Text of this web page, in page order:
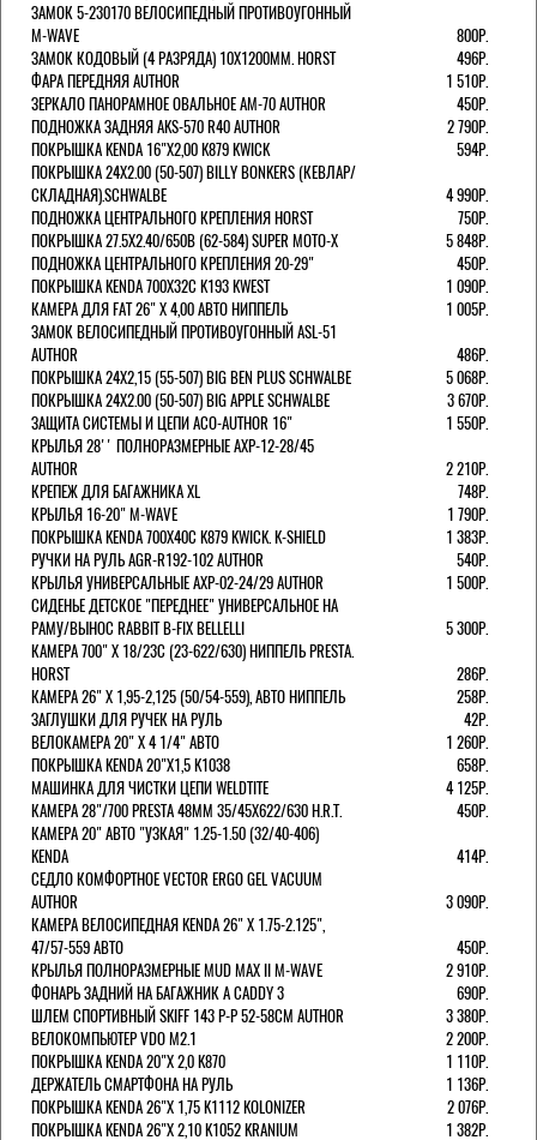
ЗАМОК 5-230170 ВЕЛОСИПЕДНЫЙ ПРОТИВОУГОННЫЙ
M-WAVE
800Р.
ЗАМОК КОДОВЫЙ (4 РАЗРЯДА) 10Х1200ММ. HORST
496Р.
ФАРА ПЕРЕДНЯЯ AUTHOR
1 510Р.
ЗЕРКАЛО ПАНОРАМНОЕ ОВАЛЬНОЕ AM-70 AUTHOR
450Р.
ПОДНОЖКА ЗАДНЯЯ AKS-570 R40 AUTHOR
2 790Р.
ПОКРЫШКА KENDA 16"Х2,00 K879 KWICK
594Р.
ПОКРЫШКА 24X2.00 (50-507) BILLY BONKERS (КЕВЛАР/
СКЛАДНАЯ).SCHWALBE
4 990Р.
ПОДНОЖКА ЦЕНТРАЛЬНОГО КРЕПЛЕНИЯ HORST
750Р.
ПОКРЫШКА 27.5X2.40/650B (62-584) SUPER MOTO-X
5 848Р.
ПОДНОЖКА ЦЕНТРАЛЬНОГО КРЕПЛЕНИЯ 20-29"
450Р.
ПОКРЫШКА KENDA 700Х32С K193 KWEST
1 090Р.
КАМЕРА ДЛЯ FAT 26" X 4,00 АВТО НИППЕЛЬ
1 005Р.
ЗАМОК ВЕЛОСИПЕДНЫЙ ПРОТИВОУГОННЫЙ ASL-51
AUTHOR
486Р.
ПОКРЫШКА 24X2,15 (55-507) BIG BEN PLUS SCHWALBE
5 068Р.
ПОКРЫШКА 24X2.00 (50-507) BIG APPLE SCHWALBE
3 670Р.
ЗАЩИТА СИСТЕМЫ И ЦЕПИ ACO-AUTHOR 16"
1 550Р.
КРЫЛЬЯ 28'' ПОЛНОРАЗМЕРНЫЕ AXP-12-28/45
AUTHOR
2 210Р.
КРЕПЕЖ ДЛЯ БАГАЖНИКА XL
748Р.
КРЫЛЬЯ 16-20" M-WAVE
1 790Р.
ПОКРЫШКА KENDA 700Х40С K879 KWICK. K-SHIELD
1 383Р.
РУЧКИ НА РУЛЬ AGR-R192-102 AUTHOR
540Р.
КРЫЛЬЯ УНИВЕРСАЛЬНЫЕ AXP-02-24/29 AUTHOR
1 500Р.
СИДЕНЬЕ ДЕТСКОЕ "ПЕРЕДНЕЕ" УНИВЕРСАЛЬНОЕ НА
РАМУ/ВЫНОС RABBIT B-FIX BELLELLI
5 300Р.
КАМЕРА 700" Х 18/23C (23-622/630) НИППЕЛЬ PRESTA.
HORST
286Р.
КАМЕРА 26" X 1,95-2,125 (50/54-559), АВТО НИППЕЛЬ
258Р.
ЗАГЛУШКИ ДЛЯ РУЧЕК НА РУЛЬ
42Р.
ВЕЛОКАМЕРА 20" Х 4 1/4" АВТО
1 260Р.
ПОКРЫШКА KENDA 20"Х1,5 K1038
658Р.
МАШИНКА ДЛЯ ЧИСТКИ ЦЕПИ WELDTITE
4 125Р.
КАМЕРА 28"/700 PRESTA 48ММ 35/45Х622/630 H.R.T.
450Р.
КАМЕРА 20" АВТО "УЗКАЯ" 1.25-1.50 (32/40-406)
KENDA
414Р.
СЕДЛО КОМФОРТНОЕ VECTOR ERGO GEL VACUUM
AUTHOR
3 090Р.
КАМЕРА ВЕЛОСИПЕДНАЯ KENDA 26" Х 1.75-2.125",
47/57-559 АВТО
450Р.
КРЫЛЬЯ ПОЛНОРАЗМЕРНЫЕ MUD MAX II M-WAVE
2 910Р.
ФОНАРЬ ЗАДНИЙ НА БАГАЖНИК A CADDY 3
690Р.
ШЛЕМ СПОРТИВНЫЙ SKIFF 143 Р-Р 52-58СМ AUTHOR
3 380Р.
ВЕЛОКОМПЬЮТЕР VDO M2.1
2 200Р.
ПОКРЫШКА KENDA 20"Х 2,0 K870
1 110Р.
ДЕРЖАТЕЛЬ СМАРТФОНА НА РУЛЬ
1 136Р.
ПОКРЫШКА KENDA 26"Х 1,75 K1112 KOLONIZER
2 076Р.
ПОКРЫШКА KENDA 26"Х 2,10 K1052 KRANIUM
1 382Р.